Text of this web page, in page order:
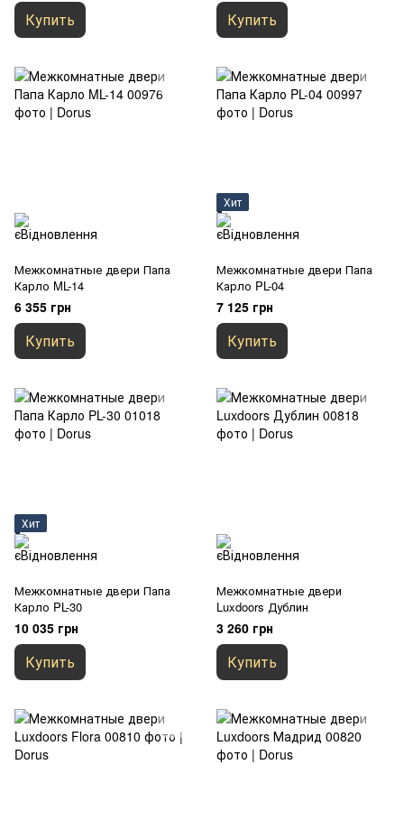
Купить Купить
Межкомнатные двери Папа
Карло ML-14
6 355 грн
Купить
Хит
Межкомнатные двери Папа
Карло PL-04
7 125 грн
Купить
Хит
Межкомнатные двери Папа
Карло PL-30
10 035 грн
Купить
Межкомнатные двери
Luxdoors Дублин
3 260 грн
Купить